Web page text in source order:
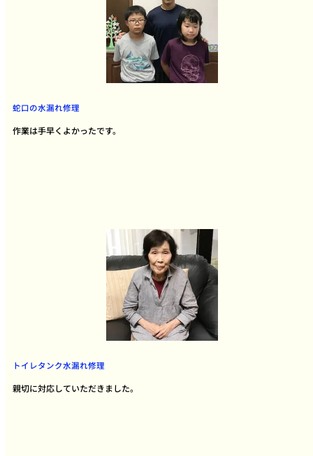
蛇口の水漏れ修理
作業は手早くよかったです。
トイレタンク水漏れ修理
親切に対応していただきました。